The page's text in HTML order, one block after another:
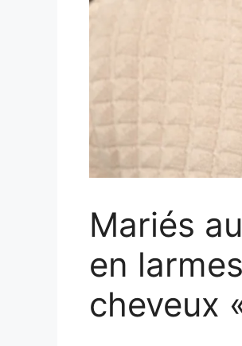
Mariés
en
cheveux